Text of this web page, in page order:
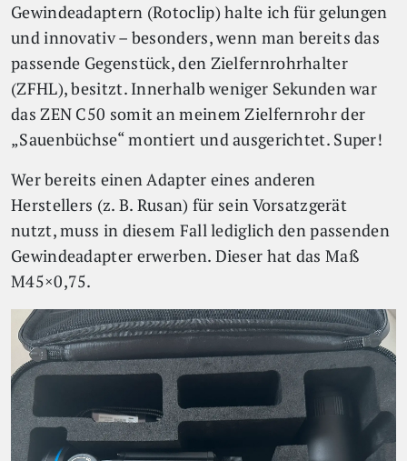
Gewindeadaptern (Rotoclip) halte ich für gelungen
und innovativ – besonders, wenn man bereits das
passende Gegenstück, den Zielfernrohrhalter
(ZFHL), besitzt. Innerhalb weniger Sekunden war
das ZEN C50 somit an meinem Zielfernrohr der
„Sauenbüchse“ montiert und ausgerichtet. Super!
Wer bereits einen Adapter eines anderen
Herstellers (z. B. Rusan) für sein Vorsatzgerät
nutzt, muss in diesem Fall lediglich den passenden
Gewindeadapter erwerben. Dieser hat das Maß
M45×0,75.